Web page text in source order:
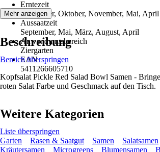
Erntezeit
September, Oktober, November, Mai, April
Aussaatzeit
September, Mai, März, August, April
Anwendungsbereich
Ziergarten
EAN
5411266605710
Mehr anzeigen
Beschreibung
Bereich überspringen
Kopfsalat Pickle Red Salad Bowl Samen -
roten Salat Farbe und Geschmack auf den Tisch.
Weitere Kategorien
Liste überspringen
Garten
Rasen & Saatgut Samen Salatsamen
Kräutersamen
Microgreens Blumensamen